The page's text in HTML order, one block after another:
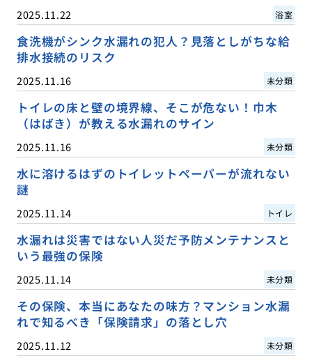
2025.11.22 浴室
食洗機がシンク水漏れの犯人？見落としがちな給
排水接続のリスク
2025.11.16 未分類
トイレの床と壁の境界線、そこが危ない！巾木
（はばき）が教える水漏れのサイン
2025.11.16 未分類
水に溶けるはずのトイレットペーパーが流れない
謎
2025.11.14 トイレ
水漏れは災害ではない人災だ予防メンテナンスと
いう最強の保険
2025.11.14 未分類
その保険、本当にあなたの味方？マンション水漏
れで知るべき「保険請求」の落とし穴
2025.11.12 未分類